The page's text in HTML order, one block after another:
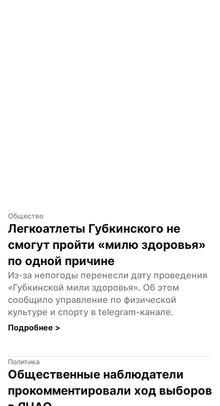
Общество
Легкоатлеты Губкинского не
смогут пройти «милю здоровья»
по одной причине
Из-за непогоды перенесли дату проведения
«Губкинской мили здоровья». Об этом
сообщило управление по физической
культуре и спорту в telegram-канале.
Подробнее >
Политика
Общественные наблюдатели
прокомментировали ход выборов